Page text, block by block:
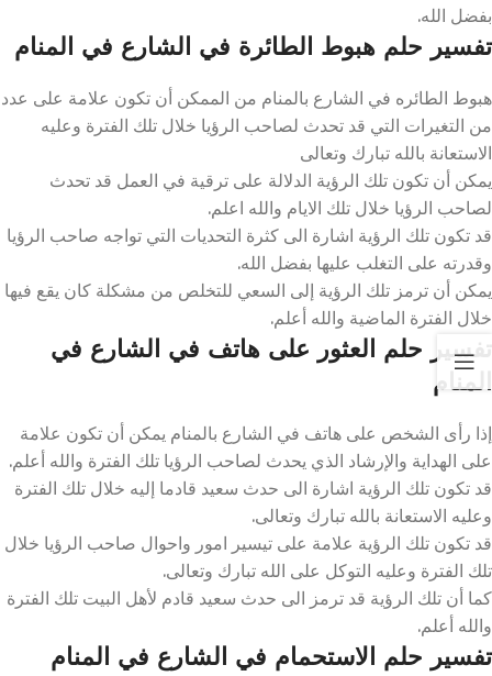
بفضل الله.
تفسير حلم هبوط الطائرة في الشارع في المنام
هبوط الطائره في الشارع بالمنام من الممكن أن تكون علامة على عدد
من التغيرات التي قد تحدث لصاحب الرؤيا خلال تلك الفترة وعليه
الاستعانة بالله تبارك وتعالى
يمكن أن تكون تلك الرؤية الدلالة على ترقية في العمل قد تحدث
لصاحب الرؤيا خلال تلك الايام والله اعلم.
قد تكون تلك الرؤية اشارة الى كثرة التحديات التي تواجه صاحب الرؤيا
وقدرته على التغلب عليها بفضل الله.
يمكن أن ترمز تلك الرؤية إلى السعي للتخلص من مشكلة كان يقع فيها
خلال الفترة الماضية والله أعلم.
تفسير حلم العثور على هاتف في الشارع في
المنام
إذا رأى الشخص على هاتف في الشارع بالمنام يمكن أن تكون علامة
على الهداية والإرشاد الذي يحدث لصاحب الرؤيا تلك الفترة والله أعلم.
قد تكون تلك الرؤية اشارة الى حدث سعيد قادما إليه خلال تلك الفترة
وعليه الاستعانة بالله تبارك وتعالى.
قد تكون تلك الرؤية علامة على تيسير امور واحوال صاحب الرؤيا خلال
تلك الفترة وعليه التوكل على الله تبارك وتعالى.
كما أن تلك الرؤية قد ترمز الى حدث سعيد قادم لأهل البيت تلك الفترة
والله أعلم.
تفسير حلم الاستحمام في الشارع في المنام